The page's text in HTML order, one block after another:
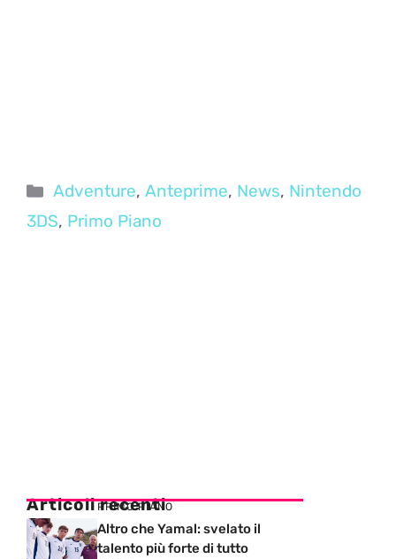
Categorie
Adventure,Anteprime, News, Nintendo
3DS, Primo Piano
Articoli recenti
PRIMO PIANO
Altro che Yamal: svelato il
talento più forte di tutto